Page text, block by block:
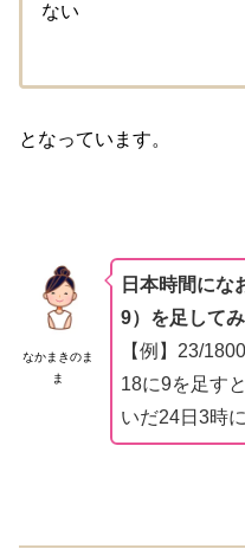
ない
となっています。
なかまきのま
ま
日本時間にな
9）を足して
【例】23/
18に9を足す
いだ24日3時